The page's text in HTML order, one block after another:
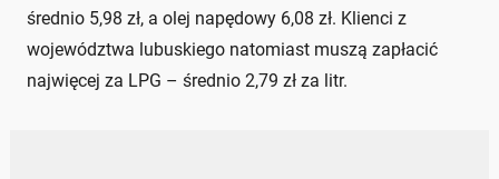
średnio 5,98 zł, a olej napędowy 6,08 zł. Klienci z
województwa lubuskiego natomiast muszą zapłacić
najwięcej za LPG – średnio 2,79 zł za litr.